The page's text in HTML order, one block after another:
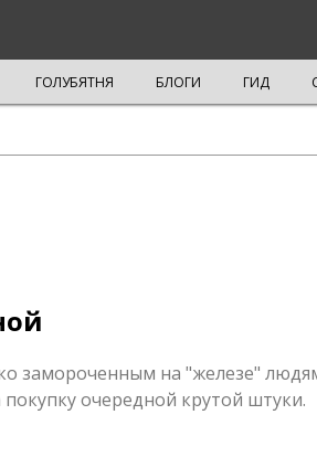
ГОЛУБЯТНЯ БЛОГИ ГИД
замороченным на "железе"
очередной крутой штуки.